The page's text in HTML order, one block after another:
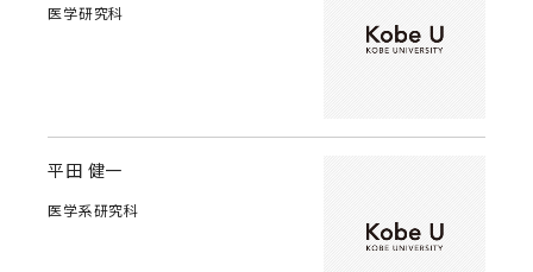
医学研究科
平田 健一
医学系研究科